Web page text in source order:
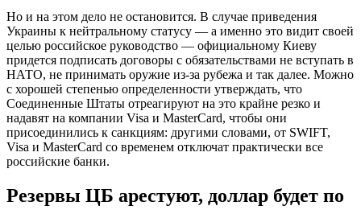
Но и на этом дело не остановится. В случае приведения
Украины к нейтральному статусу — а именно это видит своей
целью российское руководство — официальному Киеву
придется подписать договоры с обязательствами не вступать в
НАТО, не принимать оружие из-за рубежа и так далее. Можно
с хорошей степенью определенности утверждать, что
Соединенные Штаты отреагируют на это крайне резко и
надавят на компании Visa и MasterСard, чтобы они
присоединились к санкциям: другими словами, от SWIFT,
Visa и MasterCard со временем отключат практически все
российские банки.
Резервы ЦБ арестуют, доллар будет по